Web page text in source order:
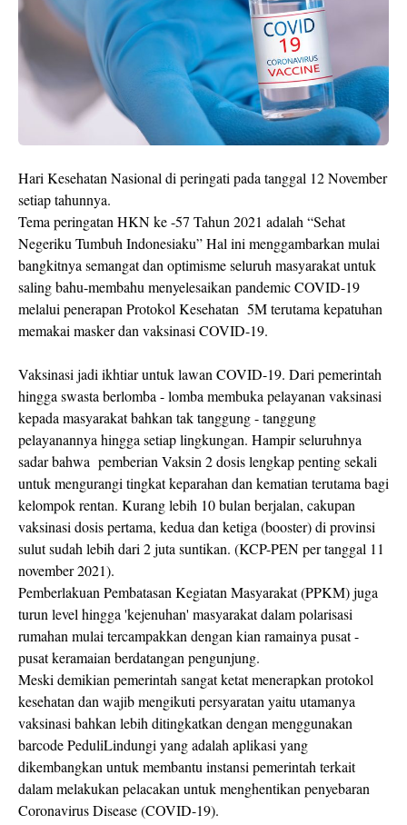
Hari Kesehatan Nasional di peringati pada tanggal 12 November
setiap tahunnya.
Tema peringatan HKN ke -57 Tahun 2021 adalah “Sehat
Negeriku Tumbuh Indonesiaku” Hal ini menggambarkan mulai
bangkitnya semangat dan optimisme seluruh masyarakat untuk
saling bahu-membahu menyelesaikan pandemic COVID-19
melalui penerapan Protokol Kesehatan 5M terutama kepatuhan
memakai masker dan vaksinasi COVID-19.
Vaksinasi jadi ikhtiar untuk lawan COVID-19. Dari pemerintah
hingga swasta berlomba - lomba membuka pelayanan vaksinasi
kepada masyarakat bahkan tak tanggung - tanggung
pelayanannya hingga setiap lingkungan. Hampir seluruhnya
sadar bahwa pemberian Vaksin 2 dosis lengkap penting sekali
untuk mengurangi tingkat keparahan dan kematian terutama bagi
kelompok rentan. Kurang lebih 10 bulan berjalan, cakupan
vaksinasi dosis pertama, kedua dan ketiga (booster) di provinsi
sulut sudah lebih dari 2 juta suntikan. (KCP-PEN per tanggal 11
november 2021).
Pemberlakuan Pembatasan Kegiatan Masyarakat (PPKM) juga
turun level hingga 'kejenuhan' masyarakat dalam polarisasi
rumahan mulai tercampakkan dengan kian ramainya pusat -
pusat keramaian berdatangan pengunjung.
Meski demikian pemerintah sangat ketat menerapkan protokol
kesehatan dan wajib mengikuti persyaratan yaitu utamanya
vaksinasi bahkan lebih ditingkatkan dengan menggunakan
barcode PeduliLindungi yang adalah aplikasi yang
dikembangkan untuk membantu instansi pemerintah terkait
dalam melakukan pelacakan untuk menghentikan penyebaran
Coronavirus Disease (COVID-19).